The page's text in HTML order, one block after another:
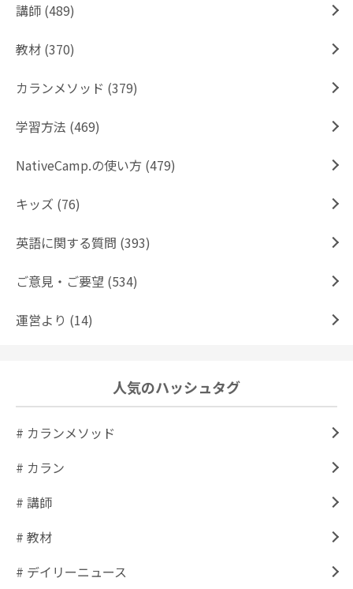
講師 (489)
教材 (370)
カランメソッド (379)
学習方法 (469)
NativeCamp.の使い方 (479)
キッズ (76)
英語に関する質問 (393)
ご意見・ご要望 (534)
運営より (14)
人気のハッシュタグ
# カランメソッド
# カラン
# 講師
# 教材
# デイリーニュース